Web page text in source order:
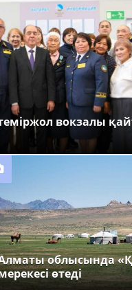
вокзалы
облысында
өтеді